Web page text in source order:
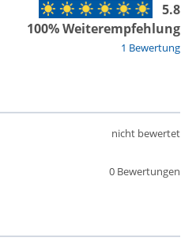
1 Bewertung
5.8
100% Weiterempfehlung
0 Bewertungen
nicht bewertet